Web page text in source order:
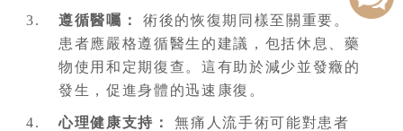
遵循醫囑：
術後的恢復期同樣至關重要。
患者應嚴格遵循醫生的建議，包括休息、藥
物使用和定期復查。這有助於減少並發癥的
發生，促進身體的迅速康復。
心理健康支持：
無痛人流手術可能對患者